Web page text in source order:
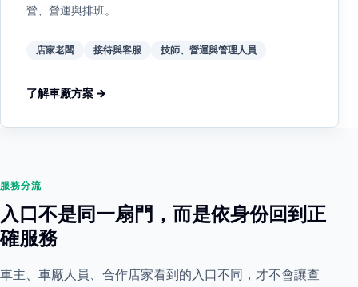
營、營運與排班。
店家老闆 接待與客服 技師、營運與管理人員
了解車廠方案 →
服務分流
入口不是同一扇門，而是依身份回到正
確服務
車主、車廠人員、合作店家看到的入口不同，才不會讓查